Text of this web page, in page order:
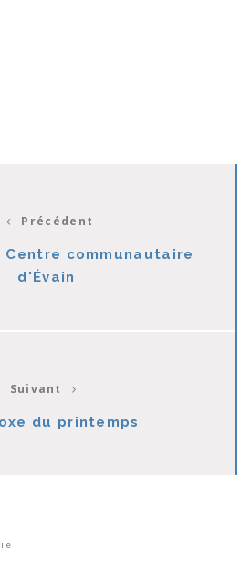
Précédent
Centre communautaire
d'Évain
Suivant
du printemps